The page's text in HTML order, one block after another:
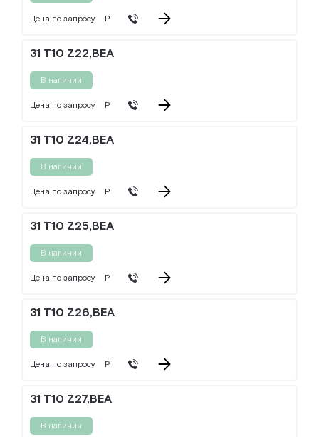
Цена по запросу Р
31 T10 Z22,BEA
В наличии
Цена по запросу Р
31 T10 Z24,BEA
В наличии
Цена по запросу Р
31 T10 Z25,BEA
В наличии
Цена по запросу Р
31 T10 Z26,BEA
В наличии
Цена по запросу Р
31 T10 Z27,BEA
В наличии